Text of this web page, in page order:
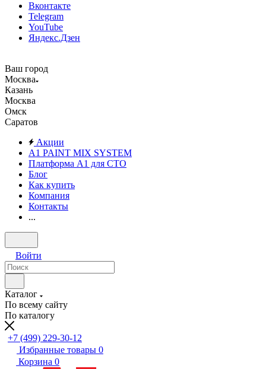
Вконтакте
Telegram
YouTube
Яндекс.Дзен
Ваш город
Москва
Казань
Москва
Омск
Саратов
Акции
A1 PAINT MIX SYSTEM
Платформа А1 для СТО
Блог
Как купить
Компания
Контакты
...
Войти
Каталог
По всему сайту
По каталогу
+7 (499) 229-30-12
Избранные товары 0
Корзина 0